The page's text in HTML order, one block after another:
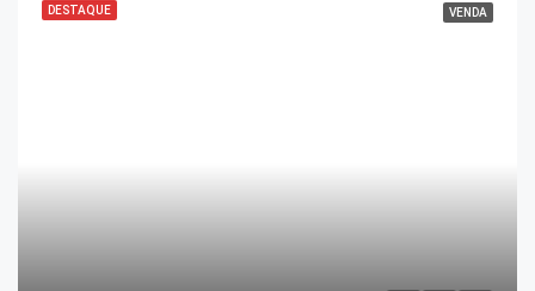
DESTAQUE VENDA